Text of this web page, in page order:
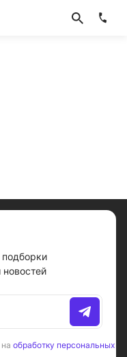
обработку персональных